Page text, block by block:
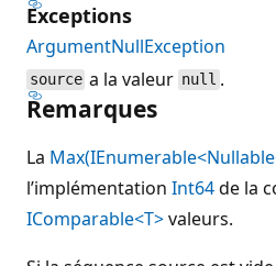
Exceptions
ArgumentNullException
source a la valeur null .
Remarques
La
l’implémentation Int64de la
IComparable<T>valeurs.